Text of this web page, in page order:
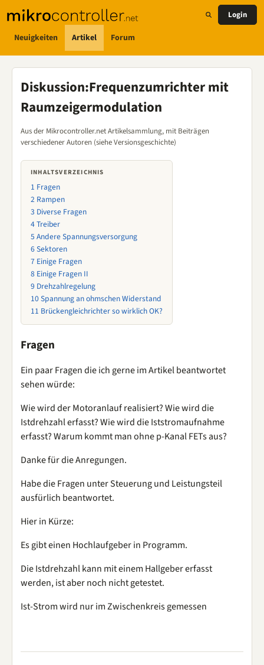
Neuigkeiten Artikel Forum
Login
Diskussion:Frequenzumrichter mit
Raumzeigermodulation
Aus der Mikrocontroller.net Artikelsammlung, mit Beiträgen
verschiedener Autoren (siehe Versionsgeschichte)
INHALTSVERZEICHNIS
1 Fragen
2 Rampen
3 Diverse Fragen
4Treiber
5 Andere Spannungsversorgung
6Sektoren
7 Einige Fragen
8 Einige Fragen II
9 Drehzahlregelung
10 Spannung an ohmschen Widerstand
11 Brückengleichrichter so wirklich OK?
Fragen
Ein paar Fragen die ich gerne im Artikel beantwortet
sehen würde:
Wie wird der Motoranlauf realisiert? Wie wird die
Istdrehzahl erfasst? Wie wird die Iststromaufnahme
erfasst? Warum kommt man ohne p-Kanal FETs aus?
Danke für die Anregungen.
Habe die Fragen unter Steuerung und Leistungsteil
ausfürlich beantwortet.
Hier in Kürze:
Es gibt einen Hochlaufgeber in Programm.
Die Istdrehzahl kann mit einem Hallgeber erfasst
werden, ist aber noch nicht getestet.
Ist-Strom wird nur im Zwischenkreis gemessen